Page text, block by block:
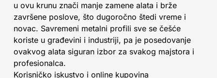
u ovu krunu znači manje zamene alata i brže
završene poslove, što dugoročno štedi vreme i
novac. Savremeni metalni profili sve se češće
koriste u građevini i industriji, pa je posedovanje
ovakvog alata siguran izbor za svakog majstora i
profesionalca.
Korisničko iskustvo i online kupovina